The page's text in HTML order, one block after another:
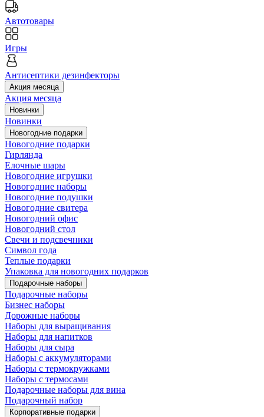
Автотовары
Игры
Антисептики дезинфекторы
Акция месяца
Акция месяца
Новинки
Новинки
Новогодние подарки
Новогодние подарки
Гирлянда
Елочные шары
Новогодние игрушки
Новогодние наборы
Новогодние подушки
Новогодние свитера
Новогодний офис
Новогодний стол
Свечи и подсвечники
Символ года
Теплые подарки
Упаковка для новогодних подарков
Подарочные наборы
Подарочные наборы
Бизнес наборы
Дорожные наборы
Наборы для выращивания
Наборы для напитков
Наборы для сыра
Наборы с аккумуляторами
Наборы с термокружками
Наборы с термосами
Подарочные наборы для вина
Подарочный набор
Корпоративные подарки